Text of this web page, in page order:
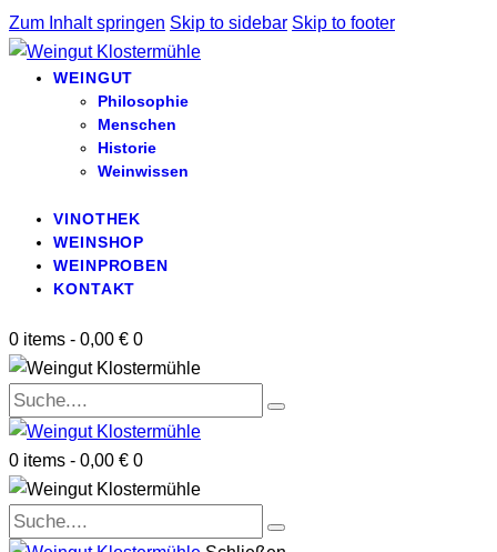
Zum Inhalt springen Skip to sidebar Skip to footer
WEINGUT
Philosophie
Menschen
Historie
Weinwissen
VINOTHEK
WEINSHOP
WEINPROBEN
KONTAKT
0 items - 0,00 € 0
0 items - 0,00 € 0